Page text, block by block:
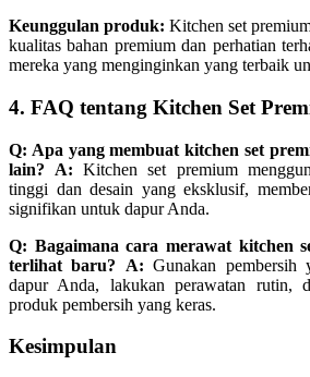
Keunggulan produk: Kitchen set
kualitas bahan premium dan perhatian
mereka yang menginginkan yang terbaik
4. FAQ tentang Kitchen Set
Q: Apa yang membuat kitchen set
lain?
A: Kitchen set premium
tinggi dan desain yang eksklusif,
signifikan untuk dapur Anda.
Q: Bagaimana cara merawat kitchen
terlihat baru?
A: Gunakan pembersih
dapur Anda, lakukan perawatan rutin,
produk pembersih yang keras.
Kesimpulan